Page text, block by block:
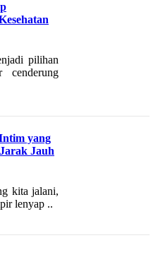
pilihan
cenderung
yang
Jauh
kita jalani,
lenyap ..